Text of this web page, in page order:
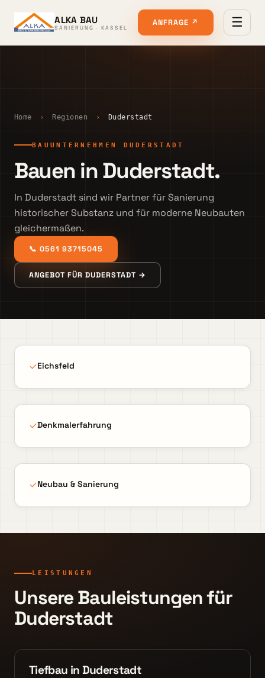
ALKA BAU
SANIERUNG · KASSEL
ANFRAGE ↗ ☰
Home › Regionen › Duderstadt
BAUUNTERNEHMEN DUDERSTADT
Bauen in Duderstadt.
In Duderstadt sind wir Partner für Sanierung
historischer Substanz und für moderne Neubauten
gleichermaßen.
📞 0561 93715045
ANGEBOT FÜR DUDERSTADT →
✓Eichsfeld
✓Denkmalerfahrung
✓Neubau & Sanierung
LEISTUNGEN
Unsere Bauleistungen für
Duderstadt
Tiefbau in Duderstadt